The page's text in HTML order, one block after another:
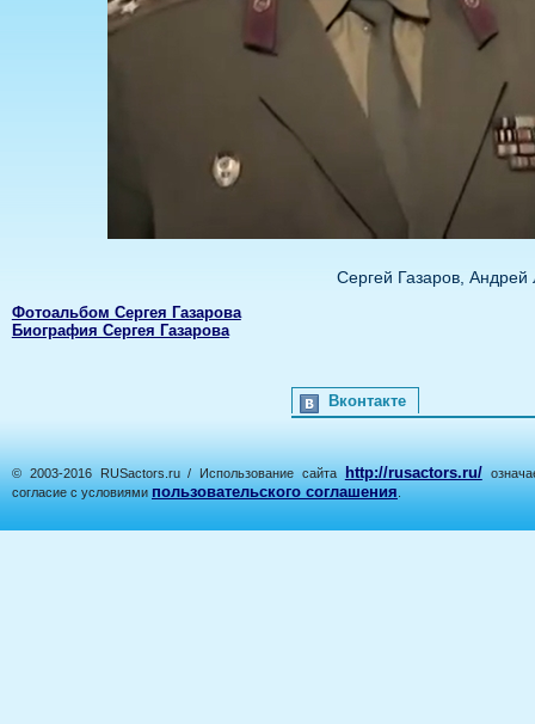
Сергей Газаров,
Фотоальбом Сергея Газарова
Биография Сергея Газарова
Вконтакте
© 2003-2016 RUSactors.ru / Использование сайта http://rusactors.ru/
согласие с условиями пользовательского соглашения